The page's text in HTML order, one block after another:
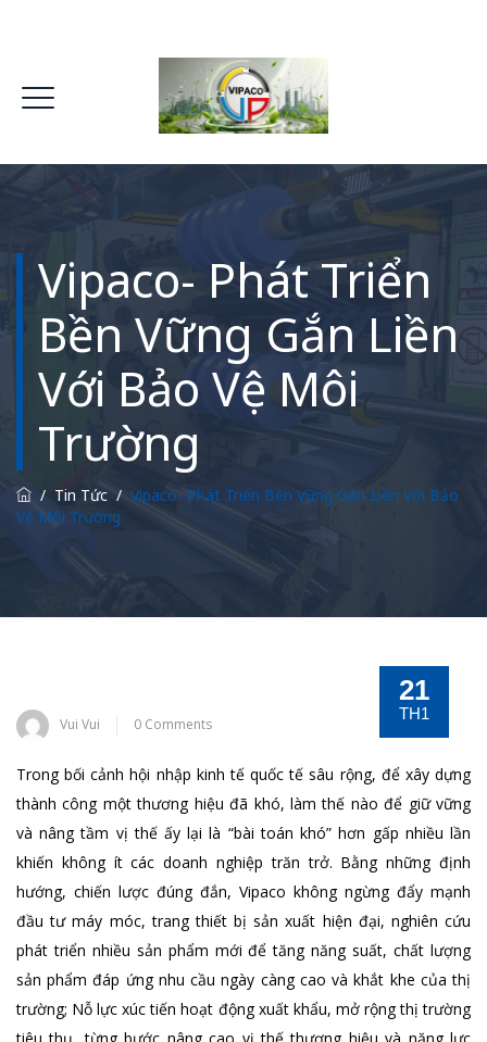
Vipaco- Phát Triển
Bền Vững Gắn Liền
Với Bảo Vệ Môi
Trường
/ Tin Tức / Vipaco- Phát Triển Bền Vững Gắn Liền Với Bảo
Vệ Môi Trường
21
TH1
Vui Vui 0 Comments
Trong bối cảnh hội nhập kinh tế quốc tế sâu rộng, để xây dựng
thành công một thương hiệu đã khó, làm thế nào để giữ vững
và nâng tầm vị thế ấy lại là “bài toán khó” hơn gấp nhiều lần
khiến không ít các doanh nghiệp trăn trở. Bằng những định
hướng, chiến lược đúng đắn, Vipaco không ngừng đẩy mạnh
đầu tư máy móc, trang thiết bị sản xuất hiện đại, nghiên cứu
phát triển nhiều sản phẩm mới để tăng năng suất, chất lượng
sản phẩm đáp ứng nhu cầu ngày càng cao và khắt khe của thị
trường; Nỗ lực xúc tiến hoạt động xuất khẩu, mở rộng thị trường
tiêu thụ, từng bước nâng cao vị thế thương hiệu và năng lực